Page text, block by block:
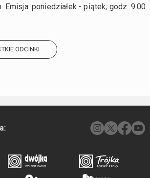
poniedziałek - piątek, godz. 9.00
ODCINKI